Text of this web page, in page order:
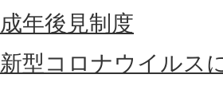
成年後見制度
新型コロナウイルス